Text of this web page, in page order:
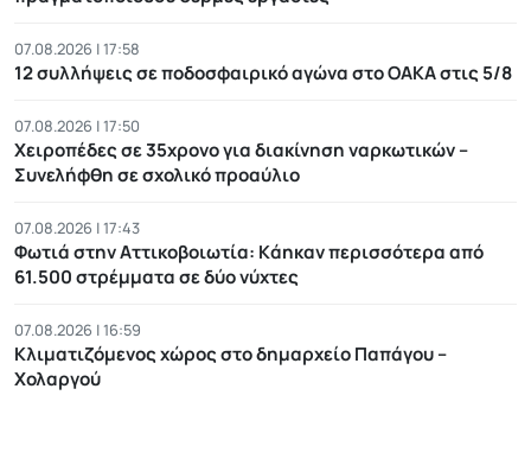
07.08.2026 | 17:58
12 συλλήψεις σε ποδοσφαιρικό αγώνα στο ΟΑΚΑ στις 5/8
07.08.2026 | 17:50
Χειροπέδες σε 35χρονο για διακίνηση ναρκωτικών –
Συνελήφθη σε σχολικό προαύλιο
07.08.2026 | 17:43
Φωτιά στην Αττικοβοιωτία: Kάηκαν περισσότερα από
61.500 στρέμματα σε δύο νύχτες
07.08.2026 | 16:59
Κλιματιζόμενος χώρος στο δημαρχείο Παπάγου –
Χολαργού